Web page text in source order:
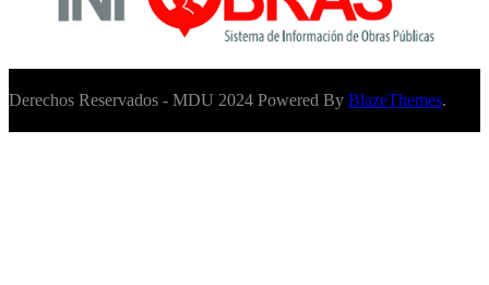
Derechos Reservados - MDU 2024 Powered By BlazeThemes.